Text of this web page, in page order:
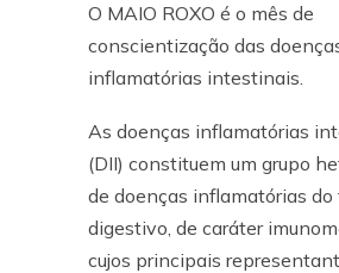
O MAIO ROXO é o mês de
conscientização das
inflamatórias intestinais.
As doenças inflamatórias
(DII) constituem um grupo
de doenças inflamatórias do
digestivo, de caráter
cujos principais